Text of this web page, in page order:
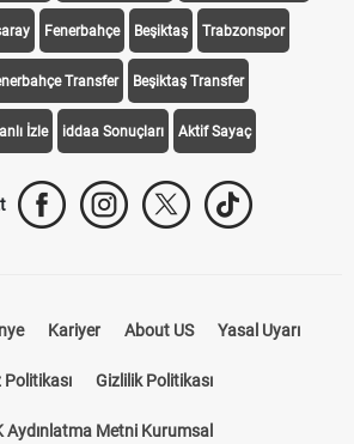
Fenerbahçe Beşiktaş Trabzonspor
Transfer Beşiktaş Transfer
İzle iddaa Sonuçları Aktif Sayaç
Kariyer About US Yasal Uyarı
Politikası Gizlilik Politikası
Aydınlatma Metni Kurumsal